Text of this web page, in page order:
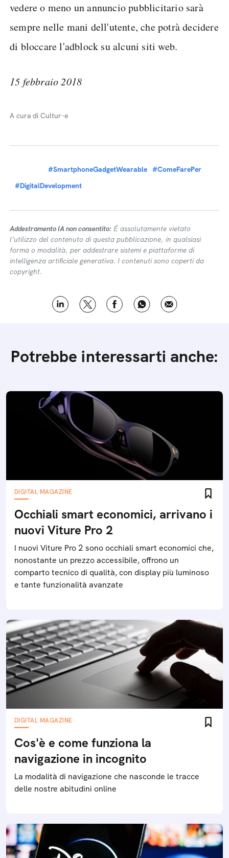
vedere o meno un annuncio pubblicitario sarà
sempre nelle mani dell'utente, che potrà decidere
di bloccare l'adblock su alcuni siti web.
15 febbraio 2018
A cura di Cultur-e
#SmartphoneGadgetWearable #ComeFarePer
#DigitalDevelopment
Addestramento IA non consentito: É assolutamente vietato
l’utilizzo del contenuto di questa pubblicazione, in qualsiasi
forma o modalità, per addestrare sistemi e piattaforme di
intelligenza artificiale generativa. I contenuti sono coperti da
copyright.
Potrebbe interessarti anche:
DIGITAL MAGAZINE
Occhiali smart economici, arrivano i
nuovi Viture Pro 2
I nuovi Viture Pro 2 sono occhiali smart economici che,
nonostante un prezzo accessibile, offrono un
comparto tecnico di qualità, con display più luminoso
e tante funzionalità avanzate
DIGITAL MAGAZINE
Cos'è e come funziona la
navigazione in incognito
La modalità di navigazione che nasconde le tracce
delle nostre abitudini online